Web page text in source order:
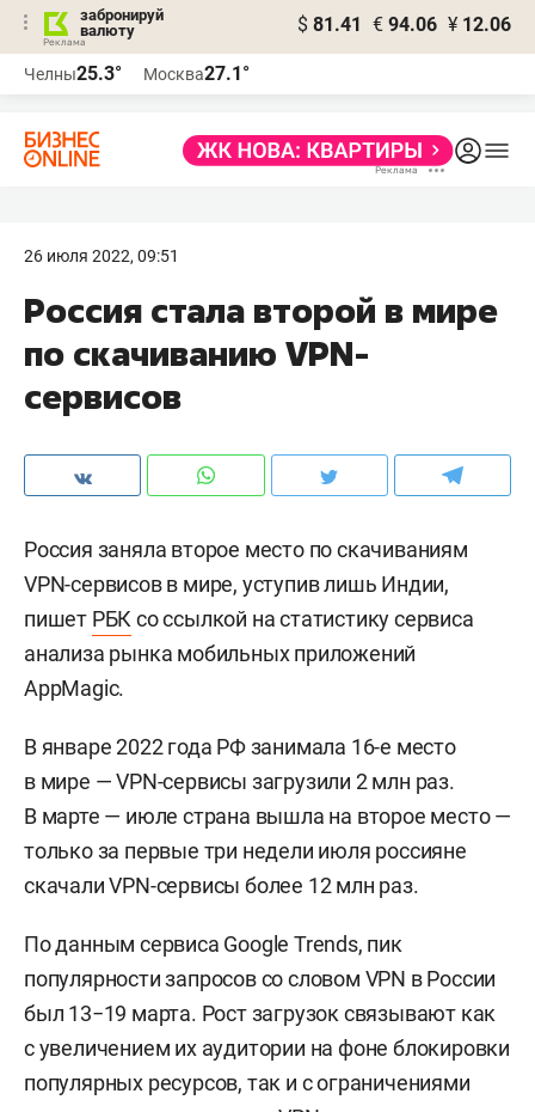
забронируй
валюту
$ 81.41 € 94.06 ¥ 12.06
Челны25.3° Москва27.1°
26 июля 2022, 09:51
Россия стала второй в мире
по скачиванию VPN-
сервисов
Россия заняла второе место по скачиваниям
VPN-сервисов в мире, уступив лишь Индии,
пишет РБК со ссылкой на статистику сервиса
анализа рынка мобильных приложений
AppMagic.
В январе 2022 года РФ занимала 16-е место
в мире — VPN-сервисы загрузили 2 млн раз.
В марте — июле страна вышла на второе место —
только за первые три недели июля россияне
скачали VPN-сервисы более 12 млн раз.
По данным сервиса Google Trends, пик
популярности запросов со словом VPN в России
был 13−19 марта. Рост загрузок связывают как
с увеличением их аудитории на фоне блокировки
популярных ресурсов, так и с ограничениями